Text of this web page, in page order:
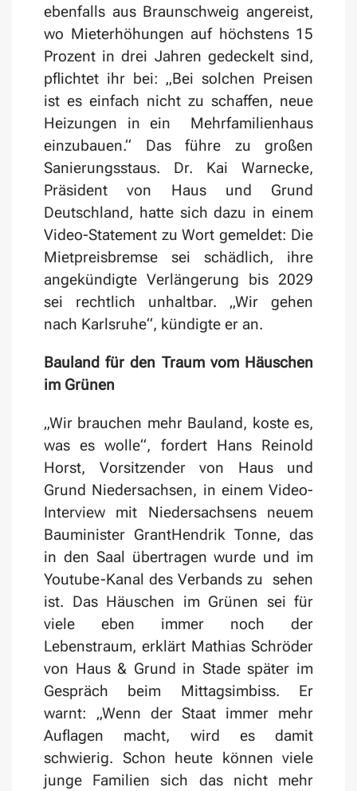
ebenfalls aus Braunschweig angereist,
wo Mieterhöhungen auf höchstens 15
Prozent in drei Jahren gedeckelt sind,
pflichtet ihr bei: „Bei solchen Preisen
ist es einfach nicht zu schaffen, neue
Heizungen in ein Mehrfamilienhaus
einzubauen.“ Das führe zu großen
Sanierungsstaus. Dr. Kai Warnecke,
Präsident von Haus und Grund
Deutschland, hatte sich dazu in einem
Video-Statement zu Wort gemeldet: Die
Mietpreisbremse sei schädlich, ihre
angekündigte Verlängerung bis 2029
sei rechtlich unhaltbar. „Wir gehen
nach Karlsruhe“, kündigte er an.
Bauland für den Traum vom Häuschen
im Grünen
„Wir brauchen mehr Bauland, koste es,
was es wolle“, fordert Hans Reinold
Horst, Vorsitzender von Haus und
Grund Niedersachsen, in einem Video-
Interview mit Niedersachsens neuem
Bauminister GrantHendrik Tonne, das
in den Saal übertragen wurde und im
Youtube-Kanal des Verbands zu sehen
ist. Das Häuschen im Grünen sei für
viele eben immer noch der
Lebenstraum, erklärt Mathias Schröder
von Haus & Grund in Stade später im
Gespräch beim Mittagsimbiss. Er
warnt: „Wenn der Staat immer mehr
Auflagen macht, wird es damit
schwierig. Schon heute können viele
junge Familien sich das nicht mehr